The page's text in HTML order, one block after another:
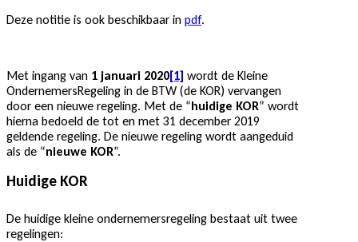
Deze notitie is ook beschikbaar in pdf.
Met ingang van 1 januari 2020[1] wordt de Kleine
OndernemersRegeling in de BTW (de KOR) vervangen
door een nieuwe regeling. Met de “huidige KOR” wordt
hierna bedoeld de tot en met 31 december 2019
geldende regeling. De nieuwe regeling wordt aangeduid
als de “nieuwe KOR”.
Huidige KOR
De huidige kleine ondernemersregeling bestaat uit twee
regelingen: